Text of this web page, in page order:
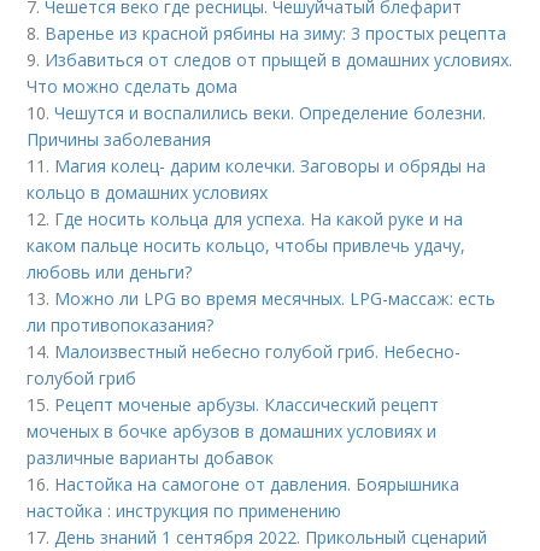
7.Чешется веко где ресницы. Чешуйчатый блефарит
8. Варенье из красной рябины на зиму: 3 простых рецепта
9. Избавиться от следов от прыщей в домашних условиях.
Что можно сделать дома
10.Чешутся и воспалились веки. Определение болезни.
Причины заболевания
11. Магия колец- дарим колечки. Заговоры и обряды на
кольцо в домашних условиях
12. Где носить кольца для успеха. На какой руке и на
каком пальце носить кольцо, чтобы привлечь удачу,
любовь или деньги?
13. Можно ли LPG во время месячных. LPG-массаж: есть
ли противопоказания?
14. Малоизвестный небесно голубой гриб. Небесно-
голубой гриб
15. Рецепт моченые арбузы. Классический рецепт
моченых в бочке арбузов в домашних условиях и
различные варианты добавок
16. Настойка на самогоне от давления. Боярышника
настойка : инструкция по применению
17.День знаний 1 сентября 2022. Прикольный сценарий